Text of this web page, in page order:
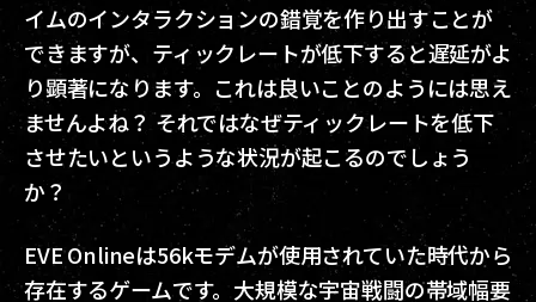
イムのインタラクションの錯覚を作り出すことが
できますが、ティックレートが低下すると遅延がよ
り顕著になります。これは良いことのようには思え
ませんよね？ それではなぜティックレートを低下
させたいというような状況が起こるのでしょう
か？
EVE Onlineは56kモデムが使用されていた時代から
存在するゲームです。大規模な宇宙戦闘の帯域幅要